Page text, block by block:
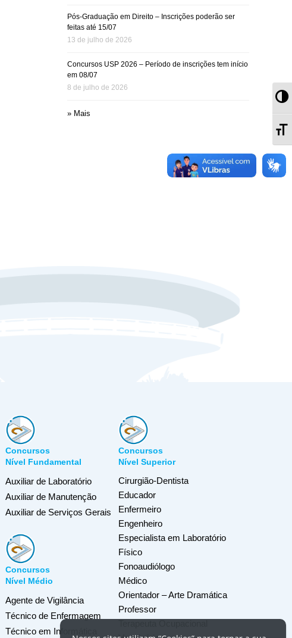
Pós-Graduação em Direito – Inscrições poderão ser
feitas até 15/07
13 de julho de 2026
Concursos USP 2026 – Período de inscrições tem início
em 08/07
8 de julho de 2026
» Mais
Concursos
Nível Fundamental
Auxiliar de Laboratório
Auxiliar de Manutenção
Auxiliar de Serviços Gerais
Concursos
Nível Médio
Agente de Vigilância
Técnico de Enfermagem
Técnico em Informática
Concursos
Nível Superior
Cirurgião-Dentista
Educador
Enfermeiro
Engenheiro
Especialista em Laboratório
Físico
Fonoaudiólogo
Médico
Orientador – Arte Dramática
Professor